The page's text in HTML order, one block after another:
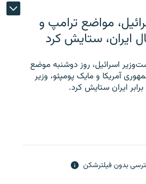
مواضع ترامپ و
ایران، ستایش کرد
اسرائیل، روز دوشنبه موضع
آمریکا و مایک پومپئو، وزیر
ایران ستایش کرد.
بدون فیلترشکن